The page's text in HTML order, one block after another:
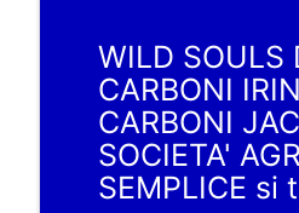
WILD SOULS
CARBONI
CARBONI
SOCIETA'
SEMPLICE si